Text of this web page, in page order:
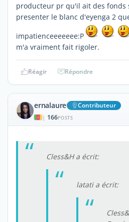
producteur pr qu'il ait des fonds
presenter le blanc d'eyenga 2
impatienceeeeeee:P
m'a vraiment fait rigoler.
Réagir Répondre
ernalaure Contributeur
| 166POSTS
Cless&H a écrit:
latati a écrit: